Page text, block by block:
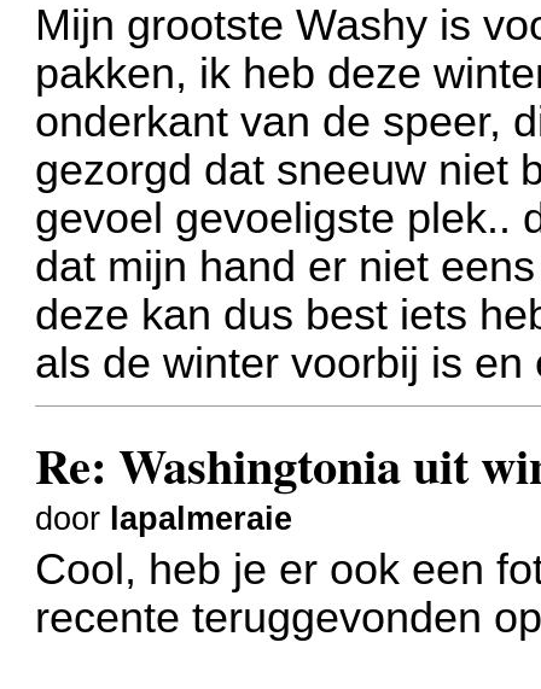
Mijn grootste Washy is
pakken, ik heb deze
onderkant van de speer,
gezorgd dat sneeuw niet
gevoel gevoeligste plek..
dat mijn hand er niet
deze kan dus best iets
als de winter voorbij is
Re: Washingtonia uit
door lapalmeraie
Cool, heb je er ook een
recente teruggevonden